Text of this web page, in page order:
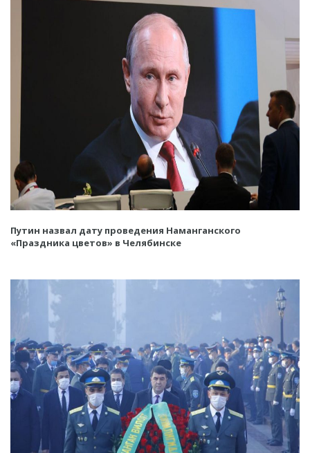
Путин назвал дату проведения Наманганского
«Праздника цветов» в Челябинске